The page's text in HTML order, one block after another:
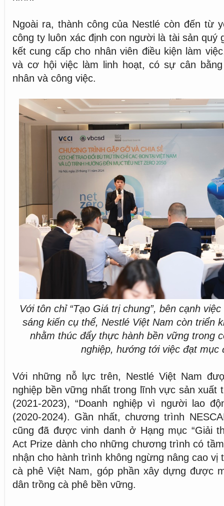
Ngoài ra, thành công của Nestlé còn đến từ
công ty luôn xác định con người là tài sản quý
kết cung cấp cho nhân viên điều kiện làm
và cơ hội việc làm linh hoạt, có sự cân
nhân và công việc.
Với tôn chỉ “Tạo Giá trị chung”, bên cạnh
sáng kiến cụ thể, Nestlé Việt Nam còn triển
nhằm thúc đẩy thực hành bền vững trong
nghiệp, hướng tới việc đạt
Với những nỗ lực trên, Nestlé Việt Nam
nghiệp bền vững nhất trong lĩnh vực sản xuất
(2021-2023), “Doanh nghiệp vì người lao
(2020-2024). Gần nhất, chương trình
cũng đã được vinh danh ở Hạng mục “Giải
Act Prize dành cho những chương trình có
nhận cho hành trình không ngừng nâng cao vị
cà phê Việt Nam, góp phần xây dựng được
dân trồng cà phê bền vững.